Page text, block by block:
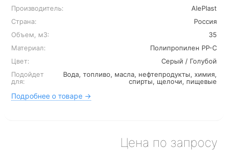
Производитель:
AlePlast
Страна:
Россия
Объем, м3:
35
Материал:
Полипропилен PP-C
Цвет:
Серый / Голубой
Подойдет
для:
Вода, топливо, масла, нефтепродукты, химия,
спирты, щелочи, пищевые
Подробнее о товаре →
Цена по запросу